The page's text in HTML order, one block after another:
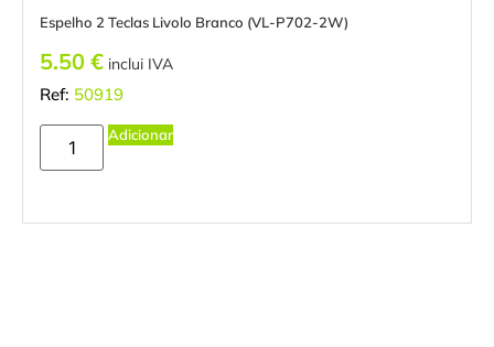
Espelho 2 Teclas Livolo Branco (VL-P702-2W)
5.50 € inclui IVA
Ref: 50919
Adicionar